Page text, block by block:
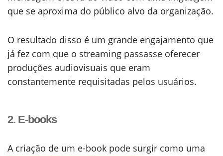
que se aproxima do público alvo da organização.
O resultado disso é um grande engajamento que
já fez com que o streaming passasse oferecer
produções audiovisuais que eram
constantemente requisitadas pelos usuários.
2. E-books
A criação de um e-book pode surgir como uma